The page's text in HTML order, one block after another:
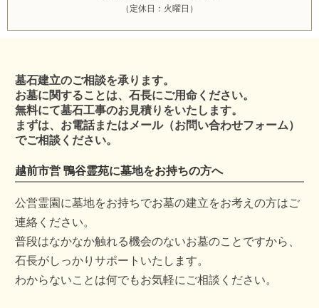
（定休日：火曜日）
墓石建立のご相談を承ります。
お墓に関することは、石長にご用命ください。
無料にて墓石工事のお見積りをいたします。
まずは、お電話またはメール（お問い合わせフォーム）
でご相談ください。
越前市営 鴨谷霊苑に墓地をお持ちの方へ
公営霊園に墓地をお持ちでお墓の建立をお考えの方はご
連絡ください。
普段はなかなか触れる機会のないお墓のことですから、
石長がしっかりサポートいたします。
わからないことは何でもお気軽にご相談ください。